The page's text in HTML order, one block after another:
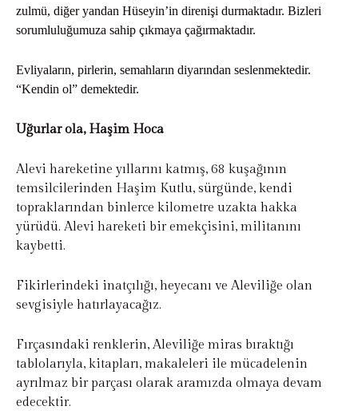
zulmü, diğer yandan Hüseyin’in direnişi durmaktadır. Bizleri
sorumluluğumuza sahip çıkmaya çağırmaktadır.
Evliyaların, pirlerin, semahların diyarından seslenmektedir.
“Kendin ol” demektedir.
Uğurlar ola, Haşim Hoca
Alevi hareketine yıllarını katmış, 68 kuşağının
temsilcilerinden Haşim Kutlu, sürgünde, kendi
topraklarından binlerce kilometre uzakta hakka
yürüdü. Alevi hareketi bir emekçisini, militanını
kaybetti.
Fikirlerindeki inatçılığı, heyecanı ve Aleviliğe olan
sevgisiyle hatırlayacağız.
Fırçasındaki renklerin, Aleviliğe miras bıraktığı
tablolarıyla, kitapları, makaleleri ile mücadelenin
ayrılmaz bir parçası olarak aramızda olmaya devam
edecektir.